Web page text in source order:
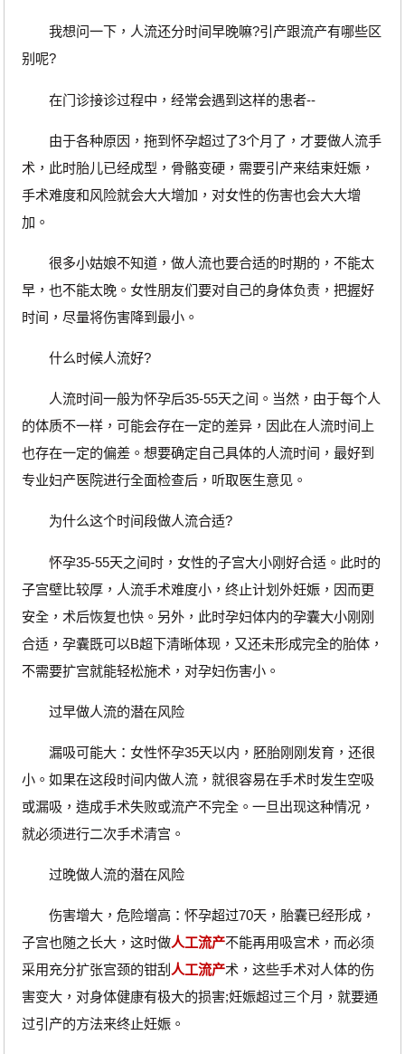
我想问一下，人流还分时间早晚嘛?引产跟流产有哪些区
别呢?
在门诊接诊过程中，经常会遇到这样的患者--
由于各种原因，拖到怀孕超过了3个月了，才要做人流手
术，此时胎儿已经成型，骨骼变硬，需要引产来结束妊娠，
手术难度和风险就会大大增加，对女性的伤害也会大大增
加。
很多小姑娘不知道，做人流也要合适的时期的，不能太
早，也不能太晚。女性朋友们要对自己的身体负责，把握好
时间，尽量将伤害降到最小。
什么时候人流好?
人流时间一般为怀孕后35-55天之间。当然，由于每个人
的体质不一样，可能会存在一定的差异，因此在人流时间上
也存在一定的偏差。想要确定自己具体的人流时间，最好到
专业妇产医院进行全面检查后，听取医生意见。
为什么这个时间段做人流合适?
怀孕35-55天之间时，女性的子宫大小刚好合适。此时的
子宫壁比较厚，人流手术难度小，终止计划外妊娠，因而更
安全，术后恢复也快。另外，此时孕妇体内的孕囊大小刚刚
合适，孕囊既可以B超下清晰体现，又还未形成完全的胎体，
不需要扩宫就能轻松施术，对孕妇伤害小。
过早做人流的潜在风险
漏吸可能大：女性怀孕35天以内，胚胎刚刚发育，还很
小。如果在这段时间内做人流，就很容易在手术时发生空吸
或漏吸，造成手术失败或流产不完全。一旦出现这种情况，
就必须进行二次手术清宫。
过晚做人流的潜在风险
伤害增大，危险增高：怀孕超过70天，胎囊已经形成，
子宫也随之长大，这时做人工流产不能再用吸宫术，而必须
采用充分扩张宫颈的钳刮 人工流产术，这些手术对人体的伤
害变大，对身体健康有极大的损害;妊娠超过三个月，就要通
过引产的方法来终止妊娠。